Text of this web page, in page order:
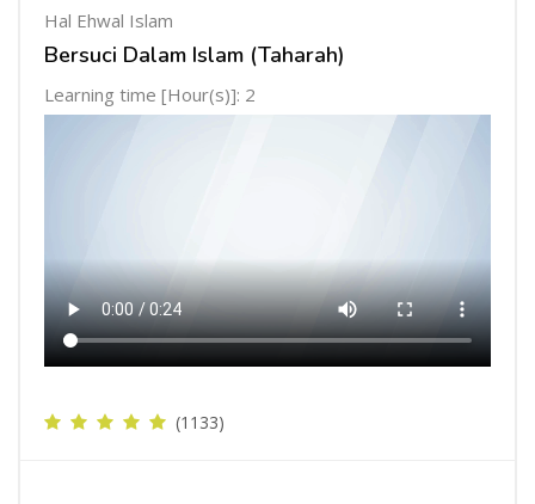
Hal Ehwal Islam
Bersuci Dalam Islam (Taharah)
Learning time [Hour(s)]: 2
(1133)